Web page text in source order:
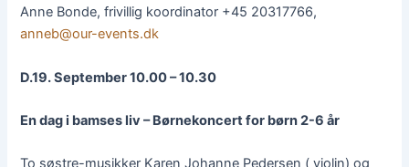
Anne Bonde, frivillig koordinator +45 20317766,
anneb@our-events.dk
D.19. September 10.00 – 10.30
En dag i bamses liv – Børnekoncert for børn 2-6 år
To søstre-musikker Karen Johanne Pedersen ( violin) og